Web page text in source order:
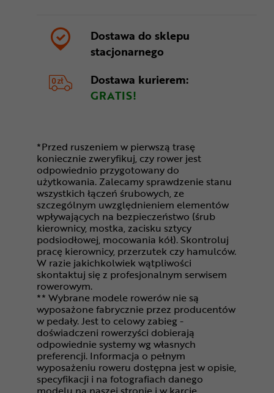
Dostawa do sklepu
stacjonarnego
Dostawa kurierem:
GRATIS!
*Przed ruszeniem w pierwszą trasę
koniecznie zweryfikuj, czy rower jest
odpowiednio przygotowany do
użytkowania. Zalecamy sprawdzenie stanu
wszystkich łączeń śrubowych, ze
szczególnym uwzględnieniem elementów
wpływających na bezpieczeństwo (śrub
kierownicy, mostka, zacisku sztycy
podsiodłowej, mocowania kół). Skontroluj
pracę kierownicy, przerzutek czy hamulców.
W razie jakichkolwiek wątpliwości
skontaktuj się z profesjonalnym serwisem
rowerowym.
** Wybrane modele rowerów nie są
wyposażone fabrycznie przez producentów
w pedały. Jest to celowy zabieg -
doświadczeni rowerzyści dobierają
odpowiednie systemy wg własnych
preferencji. Informacja o pełnym
wyposażeniu roweru dostępna jest w opisie,
specyfikacji i na fotografiach danego